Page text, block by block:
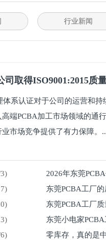
行业新闻
取得ISO9001:2015质
系认证对于公司的运营和持
端PCBA加工市场领域的通
市场竞争提供了有力保障。
2026年东莞
留在车间
东莞PCBA工厂
然来东莞PCBA工厂
东莞小电家
紧？零库存，真的是